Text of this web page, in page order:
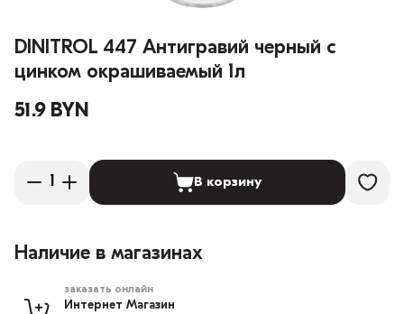
DINITROL 447 Антигравий черный с
цинком окрашиваемый 1л
51.9 BYN
В корзину
Наличие в магазинах
заказать онлайн
Интернет Магазин